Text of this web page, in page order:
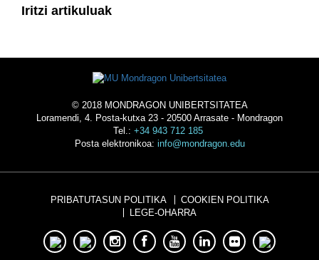
Iritzi artikuluak
© 2018 MONDRAGON UNIBERTSITATEA
Loramendi, 4. Posta-kutxa 23 - 20500 Arrasate - Mondragon
Tel.: +34 943 712 185
Posta elektronikoa: info@mondragon.edu
PRIBATUTASUN POLITIKA
COOKIEN POLITIKA
LEGE-OHARRA